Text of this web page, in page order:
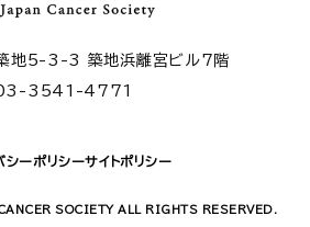
地5-3-3 築地浜離宮ビル7階
3541-4771
シーポリシーサイトポリシー
SOCIETY ALL RIGHTS RESERVED.